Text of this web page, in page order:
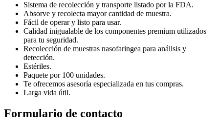
Sistema de recolección y transporte listado por la FDA.
Absorve y recolecta mayor cantidad de muestra.
Fácil de operar y listo para usar.
Calidad inigualable de los componentes premium utilizados
para tu seguridad.
Recolección de muestras nasofaringea para análisis y
detección.
Estériles.
Paquete por 100 unidades.
Te ofrecemos asesoría especializada en tus compras.
Larga vida útil.
Formulario de contacto